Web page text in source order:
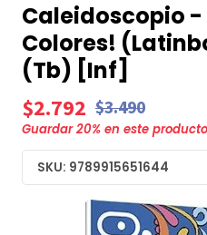
Caleidoscopio -
Colores!
(Tb) [Inf]
$2.792 $3.490
Guardar20% en este
SKU: 9789915651644